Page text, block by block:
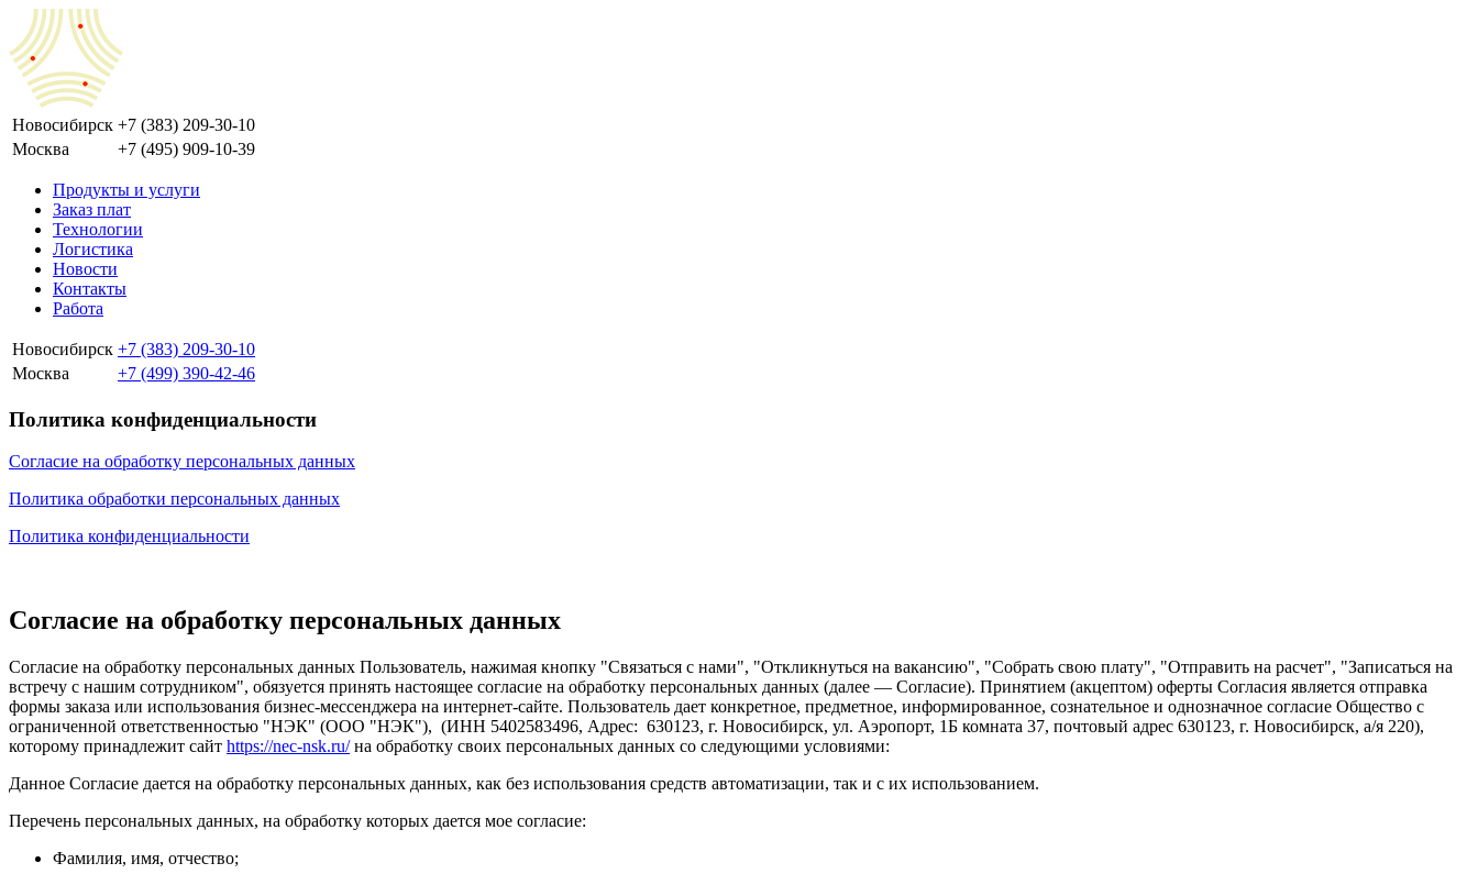
Новосибирск +7 (383) 209-30-10
Москва
+7 (495) 909-10-39
Продукты и услуги
Заказ плат
Технологии
Логистика
Новости
Контакты
Работа
Новосибирск +7 (383) 209-30-10
Москва
+7 (499) 390-42-46
Политика конфиденциальности
Согласие на обработку персональных данных
Политика обработки персональных данных
Политика конфиденциальности
Согласие на обработку персональных данных
Согласие на обработку персональных данных Пользователь, нажимая кнопку "Связаться с нами", "Откликнуться на вакансию", "Собрать свою плату", "Отправить на расчет", "Записаться на
встречу с нашим сотрудником", обязуется принять настоящее согласие на обработку персональных данных (далее — Согласие). Принятием (акцептом) оферты Согласия является отправка
формы заказа или использования бизнес-мессенджера на интернет-сайте. Пользователь дает конкретное, предметное, информированное, сознательное и однозначное согласие Общество с
ограниченной ответственностью "НЭК" (ООО "НЭК"), (ИНН 5402583496, Адрес: 630123, г. Новосибирск, ул. Аэропорт, 1Б комната 37, почтовый адрес 630123, г. Новосибирск, а/я 220),
которому принадлежит сайт https://nec-nsk.ru/на обработку своих персональных данных со следующими условиями:
Данное Согласие дается на обработку персональных данных, как без использования средств автоматизации, так и с их использованием.
Перечень персональных данных, на обработку которых дается мое согласие:
Фамилия, имя, отчество;